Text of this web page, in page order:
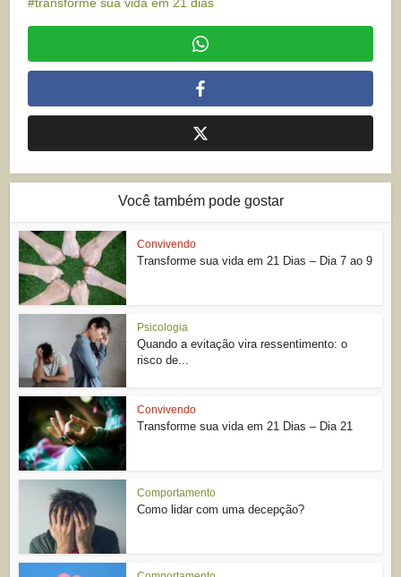
Você também pode gostar
Convivendo
Transforme sua vida em 21 Dias – Dia 7 ao 9
Psicologia
Quando a evitação vira ressentimento: o
risco de...
Convivendo
Transforme sua vida em 21 Dias – Dia 21
Comportamento
Como lidar com uma decepção?